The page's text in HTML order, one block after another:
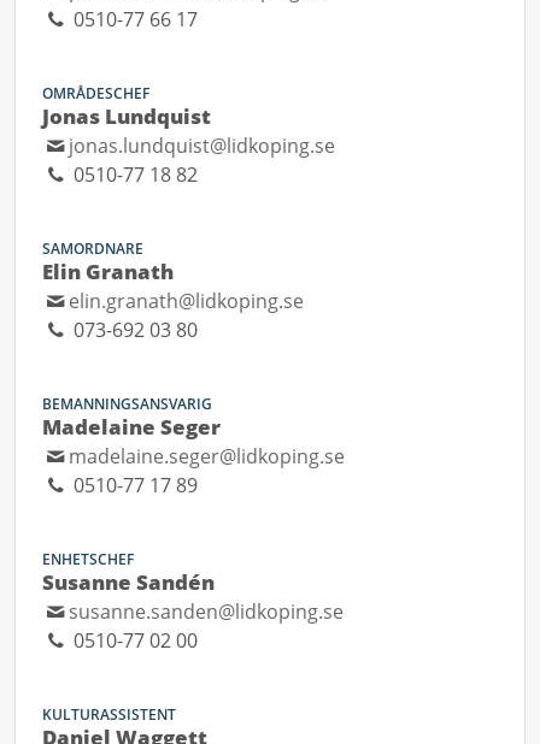
0510-77 66 17
OMRÅDESCHEF
Jonas Lundquist
jonas.lundquist@lidkoping.se
0510-77 18 82
SAMORDNARE
Elin Granath
elin.granath@lidkoping.se
073-692 03 80
BEMANNINGSANSVARIG
Madelaine Seger
madelaine.seger@lidkoping.se
0510-77 17 89
ENHETSCHEF
Susanne Sandén
susanne.sanden@lidkoping.se
0510-77 02 00
KULTURASSISTENT
Daniel Waggett